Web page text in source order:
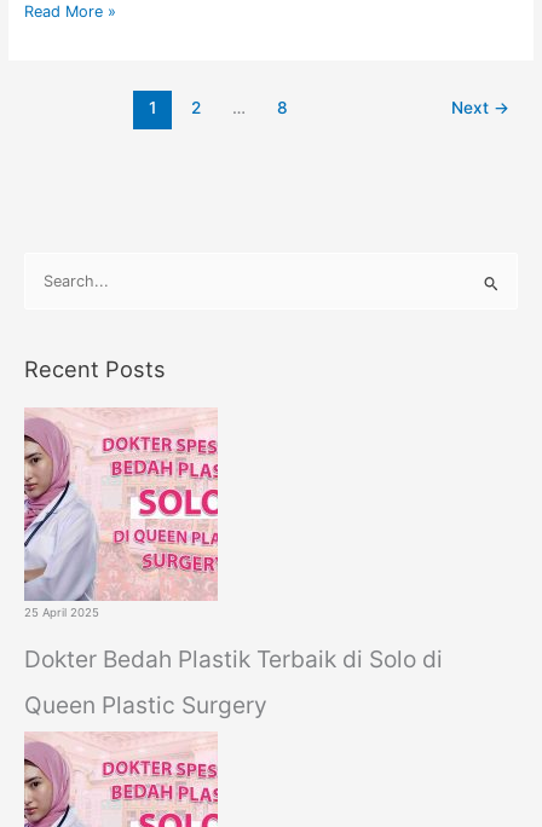
Read More »
1 2 … 8 Next →
r
c
h
f
o
r
:
Recent Posts
25 April 2025
Dokter Bedah Plastik Terbaik di Solo di
Queen Plastic Surgery